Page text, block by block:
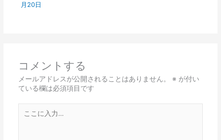
月20日
コメントする
メールアドレスが公開されることはありません。 ※ が付い
ている欄は必須項目です